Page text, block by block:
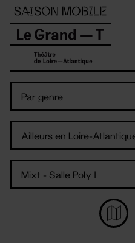
Panneau de gestion des cookies